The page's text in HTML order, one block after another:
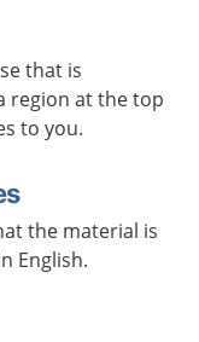
that is
region at the top
to you.
the material is
English.